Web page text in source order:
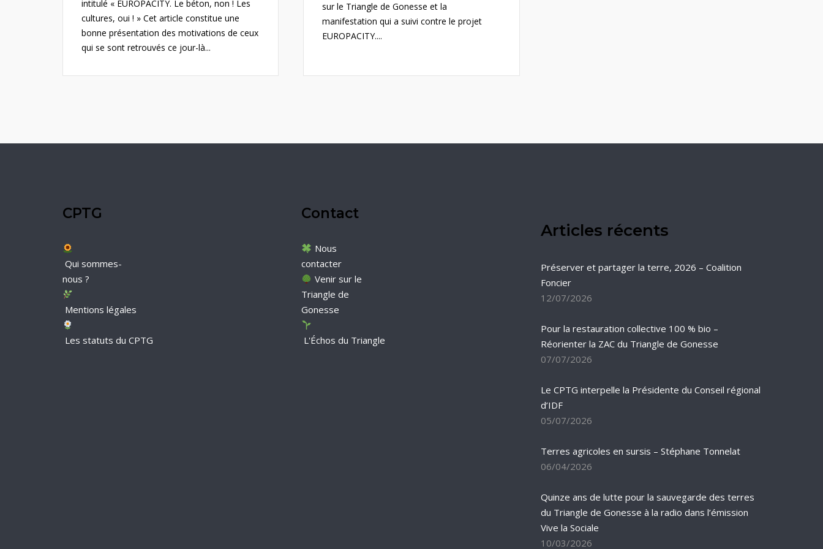
intitulé « EUROPACITY. Le béton, non ! Les
cultures, oui ! » Cet article constitue une
bonne présentation des motivations de ceux
qui se sont retrouvés ce jour-là...
sur le Triangle de Gonesse et la
manifestation qui a suivi contre le projet
EUROPACITY....
CPTG
Qui sommes-
nous ?
Mentions légales
Les statuts du CPTG
Contact
Nous
contacter
Venir sur le
Triangle de
Gonesse
L'Échos du Triangle
Articles récents
Préserver et partager la terre, 2026 – Coalition
Foncier
12/07/2026
Pour la restauration collective 100 % bio –
Réorienter la ZAC du Triangle de Gonesse
07/07/2026
Le CPTG interpelle la Présidente du Conseil régional
d’IDF
05/07/2026
Terres agricoles en sursis – Stéphane Tonnelat
06/04/2026
Quinze ans de lutte pour la sauvegarde des terres
du Triangle de Gonesse à la radio dans l’émission
Vive la Sociale
10/03/2026